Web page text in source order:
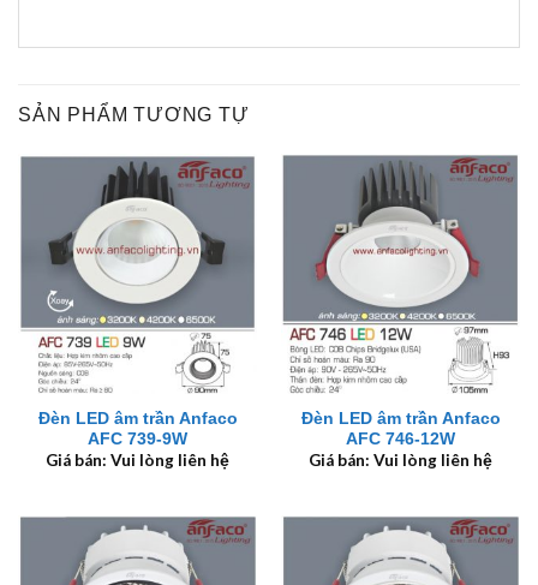
SẢN PHẨM TƯƠNG TỰ
Đèn LED âm trần Anfaco
AFC 739-9W
Giá bán: Vui lòng liên hệ
Đèn LED âm trần Anfaco
AFC 746-12W
Giá bán: Vui lòng liên hệ